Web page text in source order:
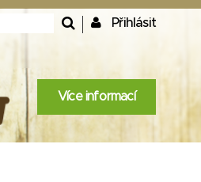
Přihlásit
Více informací